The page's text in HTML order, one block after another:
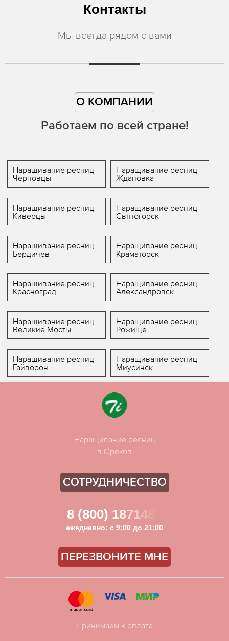
Контакты
Мы всегда рядом с вами
О КОМПАНИИ
Работаем по всей стране!
Наращивание ресниц
Черновцы
Наращивание ресниц
Ждановка
Наращивание ресниц
Киверцы
Наращивание ресниц
Святогорск
Наращивание ресниц
Бердичев
Наращивание ресниц
Краматорск
Наращивание ресниц
Красноград
Наращивание ресниц
Александровск
Наращивание ресниц
Великие Мосты
Наращивание ресниц
Рожище
Наращивание ресниц
Гайворон
Наращивание ресниц
Миусинск
Наращивание ресниц
в Орехов
СОТРУДНИЧЕСТВО
8 (800) 1871481
ежедневно: с 9:00 до 21:00
ПЕРЕЗВОНИТЕ МНЕ
Принимаем к оплате